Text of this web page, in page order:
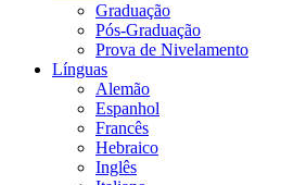
Graduação
Pós-Graduação
Prova de Nivelamento
Línguas
Alemão
Espanhol
Francês
Hebraico
Inglês